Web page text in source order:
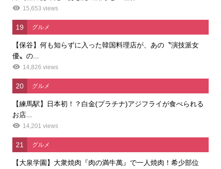
15,653 views
19 グルメ
【保谷】何も知らずに入った韓国料理店が、あの〝演技派女
優〟の...
14,826 views
20 グルメ
【練馬駅】日本初！？白金(プラチナ)アジフライが食べられる
お店...
14,201 views
21 グルメ
【大泉学園】大衆焼肉『肉の満牛萬』で一人焼肉！希少部位